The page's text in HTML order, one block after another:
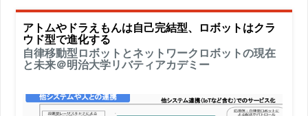
アトムやドラえもんは自己完結型、ロボットはクラ
ウド型で進化する
自律移動型ロボットとネットワークロボットの現在
と未来＠明治大学リバティアカデミー